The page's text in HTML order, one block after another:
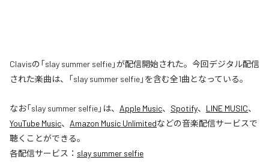
Clavisの「slay summer selfie」が配信開始された。今回デジタル配信
された楽曲は、「slay summer selfie」を含む全1曲となっている。
なお「slay summer selfie」は、 Apple Music、 Spotify、 LINE MUSIC、
YouTube Music、 Amazon Music Unlimitedなどの音楽配信サービスで
聴くことができる。
各配信サービス： slay summer selfie